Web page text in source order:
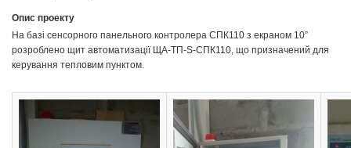
Опис проекту
На базі сенсорного панельного контролера СПК110 з екраном 10”
розроблено щит автоматизації ЩА-ТП-S-СПК110, що призначений для
керування тепловим пунктом.